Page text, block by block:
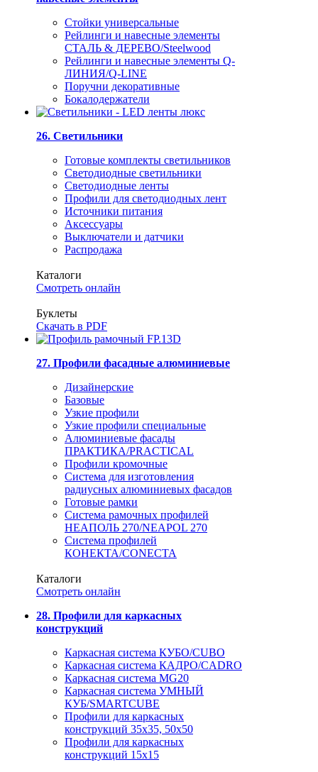
Стойки универсальные
Рейлинги и навесные элементы
СТАЛЬ & ДЕРЕВО/Steelwood
Рейлинги и навесные элементы Q-
ЛИНИЯ/Q-LINE
Поручни декоративные
Бокалодержатели
26. Светильники
Готовые комплекты светильников
Светодиодные светильники
Светодиодные ленты
Профили для светодиодных лент
Источники питания
Аксессуары
Выключатели и датчики
Распродажа
Каталоги
Смотреть онлайн
Буклеты
Скачать в PDF
27. Профили фасадные алюминиевые
Дизайнерские
Базовые
Узкие профили
Узкие профили специальные
Алюминиевые фасады
ПРАКТИКА/PRACTICAL
Профили кромочные
Система для изготовления
радиусных алюминиевых фасадов
Готовые рамки
Система рамочных профилей
НЕАПОЛЬ 270/NEAPOL 270
Система профилей
КОНЕКТА/CONECTA
Каталоги
Смотреть онлайн
28. Профили для каркасных
конструкций
Каркасная система КУБО/CUBO
Каркасная система КАДРО/CADRO
Каркасная система MG20
Каркасная система УМНЫЙ
КУБ/SMARTCUBE
Профили для каркасных
конструкций 35x35, 50x50
Профили для каркасных
конструкций 15х15